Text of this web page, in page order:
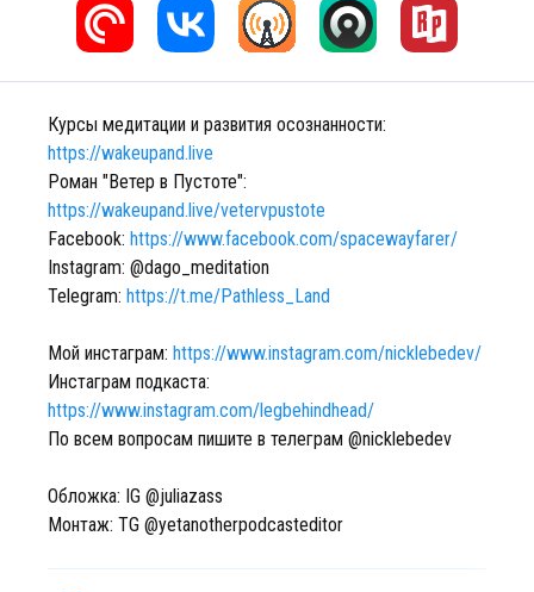
Курсы медитации и развития осознанности:
https://wakeupand.live
Роман "Ветер в Пустоте":
https://wakeupand.live/vetervpustote
Facebook: https://www.facebook.com/spacewayfarer/
Instagram: @dago_meditation
Telegram: https://t.me/Pathless_Land
Мой инстаграм: https://www.instagram.com/nicklebedev/
Инстаграм подкаста:
https://www.instagram.com/legbehindhead/
По всем вопросам пишите в телеграм @nicklebedev
Обложка: IG @juliazass
Монтаж: TG @yetanotherpodcasteditor